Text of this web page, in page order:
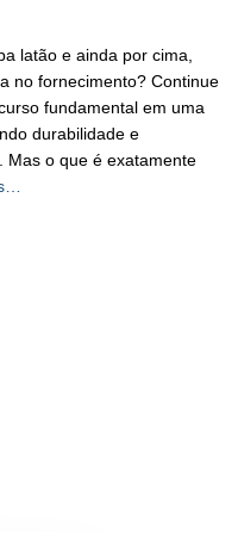
latão e ainda por cima,
no fornecimento? Continue
fundamental em uma
durabilidade e
Mas o que é exatamente